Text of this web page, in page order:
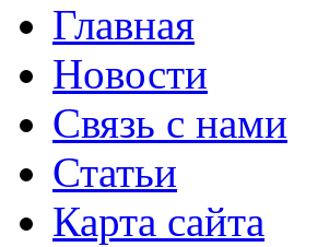
Главная
Новости
Связь с нами
Статьи
Карта сайта